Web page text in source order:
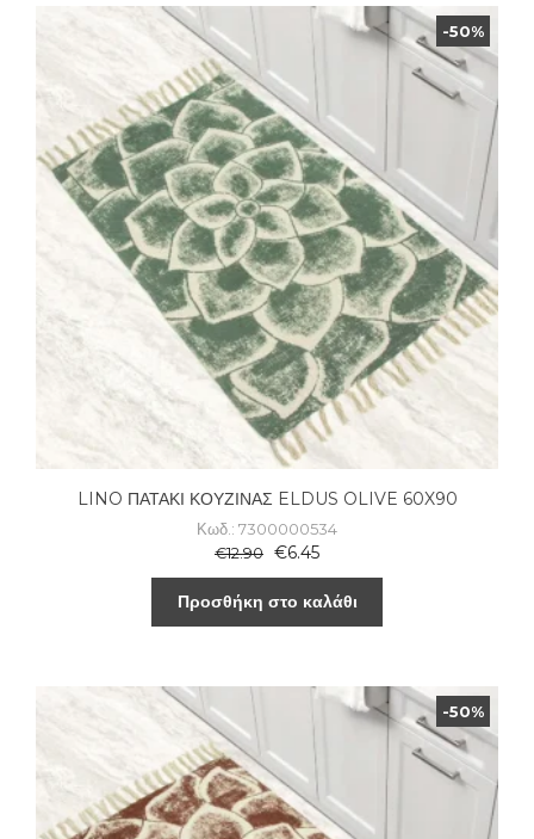
-50%
LINO ΠΑΤΑΚΙ ΚΟΥΖΙΝΑΣ ELDUS OLIVE 60X90
Κωδ.: 7300000534
€12.90 €6.45
Προσθήκη στο καλάθι
-50%